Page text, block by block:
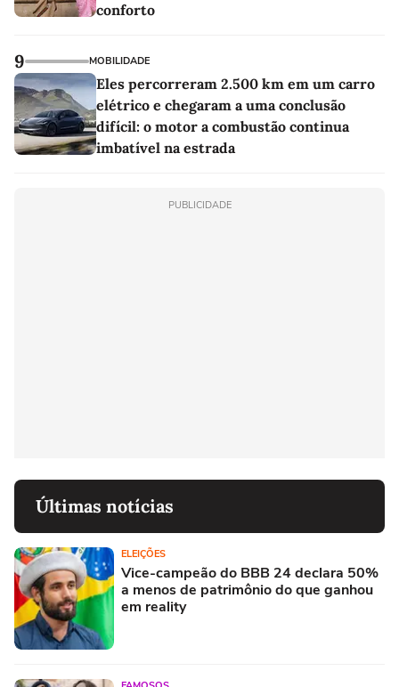
conforto
9 MOBILIDADE
Eles percorreram 2.500 km em um carro
elétrico e chegaram a uma conclusão
difícil: o motor a combustão continua
imbatível na estrada
PUBLICIDADE
Últimas notícias
ELEIÇÕES
Vice-campeão do BBB 24 declara 50%
a menos de patrimônio do que ganhou
em reality